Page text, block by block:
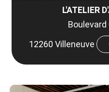
L'ATELIER
12260 Villeneuve